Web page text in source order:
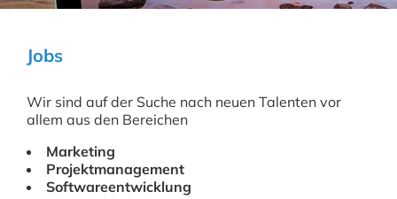
Jobs
Wir sind auf der Suche nach neuen Talenten vor
allem aus den Bereichen
Marketing
Projektmanagement
Softwareentwicklung